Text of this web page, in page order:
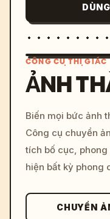
CÔNG CỤ THỊ GIÁC
ẢNH
Biến mọi bức ảnh
Công cụ chuyển
tích bố cục, phong
hiện bất kỳ phong
CHUYỂN